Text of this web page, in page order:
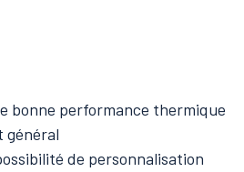
bonne performance thermique
général
de personnalisation